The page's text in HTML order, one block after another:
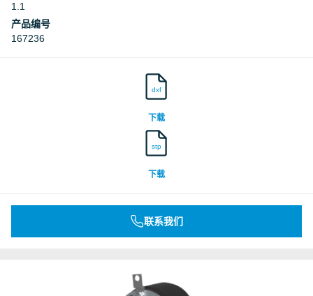
1.1
产品编号
167236
dxf
下载
stp
下载
联系我们